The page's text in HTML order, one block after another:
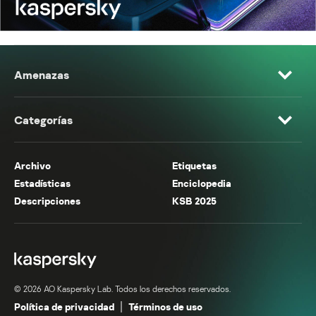
Amenazas
Categorías
Archivo
Etiquetas
Estadísticas
Enciclopedia
Descripciones
KSB 2025
© 2026 AO Kaspersky Lab. Todos los derechos reservados.
Política de privacidad
Términos de uso